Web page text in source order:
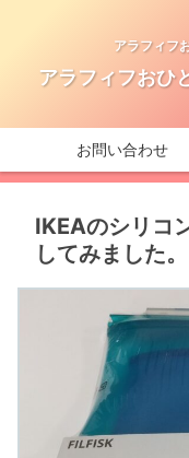
アラフィフ
アラフィフおひ
お問い合わせ
IKEAのシリコ
してみました